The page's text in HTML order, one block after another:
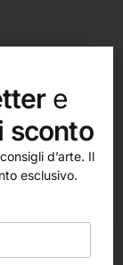
e
sconto
d’arte. Il
esclusivo.